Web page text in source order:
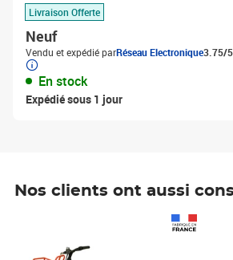
Livraison Offerte
Neuf
Vendu et expédié parRéseau Electronique3.75/5
En stock
Expédié sous 1 jour
Nos clients ont aussi